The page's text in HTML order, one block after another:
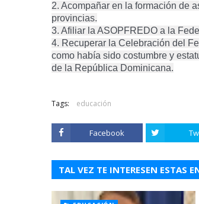
2. Acompañar en la formación de
provincias.
3. Afiliar la ASOPFREDO a la
4. Recuperar la Celebración del
como había sido costumbre y
de la República Dominicana.
Tags: educación
Facebook
TAL VEZ TE INTERESEN ESTAS